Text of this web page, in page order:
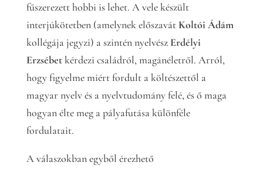
fűszerezett hobbi is lehet. A vele készült
interjúkötetben (amelynek előszavát Koltói Ádám
kollégája jegyzi) a szintén nyelvész Erdélyi
Erzsébetkérdezi családról, magánéletről. Arról,
hogy figyelme miért fordult a költészettől a
magyar nyelv és a nyelvtudomány felé, és ő maga
hogyan élte meg a pályafutása különféle
fordulatait.
A válaszokban egyből érezhető